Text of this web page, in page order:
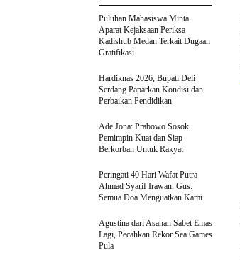
Puluhan Mahasiswa Minta
Aparat Kejaksaan Periksa
Kadishub Medan Terkait Dugaan
Gratifikasi
Hardiknas 2026, Bupati Deli
Serdang Paparkan Kondisi dan
Perbaikan Pendidikan
Ade Jona: Prabowo Sosok
Pemimpin Kuat dan Siap
Berkorban Untuk Rakyat
Peringati 40 Hari Wafat Putra
Ahmad Syarif Irawan, Gus:
Semua Doa Menguatkan Kami
Agustina dari Asahan Sabet Emas
Lagi, Pecahkan Rekor Sea Games
Pula